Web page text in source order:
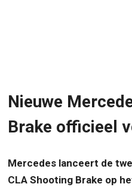
Nieuwe
Brake officieel
Mercedes lanceert de
CLA Shooting Brake op